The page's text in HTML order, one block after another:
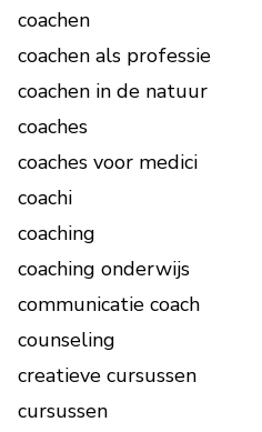
coachen
coachen als professie
coachen in de natuur
coaches
coaches voor medici
coachi
coaching
coaching onderwijs
communicatie coach
counseling
creatieve cursussen
cursussen